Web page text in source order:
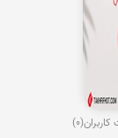
کاربران(0)